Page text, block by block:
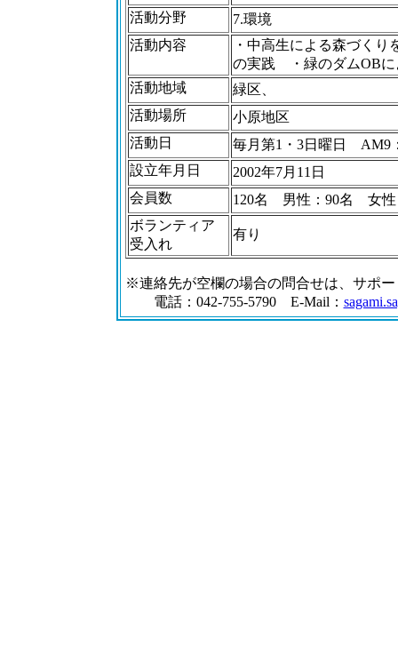
活動分野
7.環境
活動内容
・中高生による森づく
の実践 ・緑のダムOBに
活動地域
緑区、
活動場所
小原地区
活動日
毎月第1・3日曜日 AM9
設立年月日
2002年7月11日
会員数
120名 男性：90名 女性
ボランティア
受入れ
有り
※連絡先が空欄の場合の問合せは、サポ
電話：042-755-5790 E-Mail：